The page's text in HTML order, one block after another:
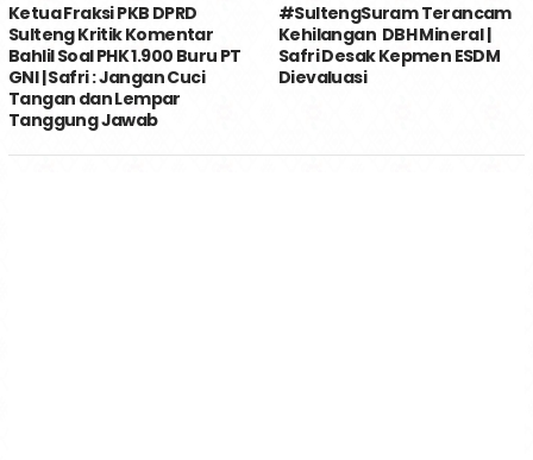
Ketua Fraksi PKB DPRD
Sulteng Kritik Komentar
Bahlil Soal PHK 1.900 Buru PT
GNI | Safri : Jangan Cuci
Tangan dan Lempar
Tanggung Jawab
#SultengSuram Terancam
Kehilangan DBH Mineral |
Safri Desak Kepmen ESDM
Dievaluasi